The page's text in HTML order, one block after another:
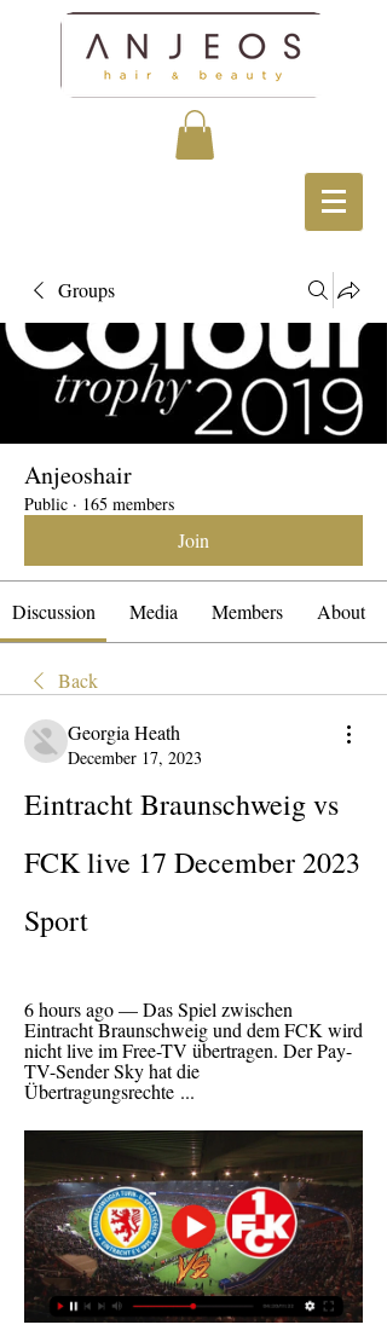
Groups
Anjeoshair
Public · 165 members
Join
Discussion Media Members About
Back
Georgia Heath
December 17, 2023
Eintracht Braunschweig vs
FCK live 17 December 2023
Sport
6 hours ago — Das Spiel zwischen
Eintracht Braunschweig und dem FCK wird
nicht live im Free-TV übertragen. Der Pay-
TV-Sender Sky hat die
Übertragungsrechte ...